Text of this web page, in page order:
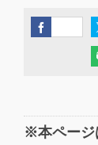
※本ページ